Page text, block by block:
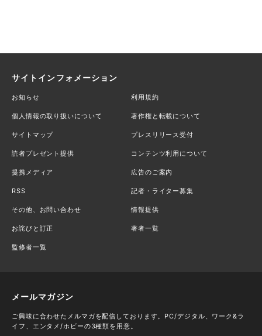
サイトインフォメーション
お知らせ 利用規約
個人情報の取り扱いについて 著作権と転載について
サイトマップ プレスリリース受付
読者プレゼント提供 コンテンツ利用について
提携メディア 広告のご案内
RSS 記者・ライター募集
その他、お問い合わせ 情報提供
お詫びと訂正 著者一覧
監修者一覧
メールマガジン
ご興味に合わせたメルマガを配信しております。PC/デジタル、ワーク&ラ
イフ、エンタメ/ホビーの3種類を用意。